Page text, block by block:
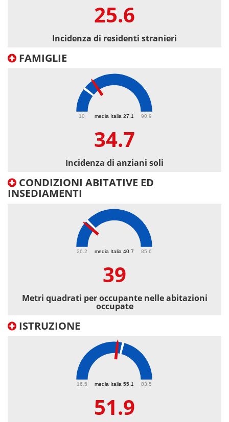
25.6
Incidenza di residenti stranieri
FAMIGLIE
media Italia 27.1
10 90.9
34.7
Incidenza di anziani soli
CONDIZIONI ABITATIVE ED
INSEDIAMENTI
media Italia 40.7
26.2 85.6
39
Metri quadrati per occupante nelle abitazioni
occupate
ISTRUZIONE
media Italia 55.1
16.5 83.5
51.9